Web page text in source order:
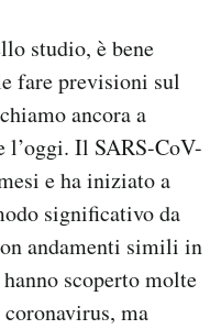
studio, è bene
fare previsioni sul
ancora a
l’oggi. Il SARS-CoV-
e ha iniziato a
significativo da
andamenti simili in
scoperto molte
ma